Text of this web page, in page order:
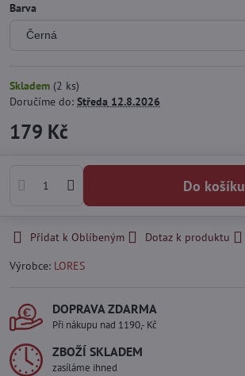
Barva
Skladem (2 ks)
Doručíme do: Středa 12.8.2026
179 Kč
Do košíku
Přidat k Oblíbeným Dotaz k produktu
Výrobce: LORES
DOPRAVA ZDARMA
Při nákupu nad 1190,- Kč
ZBOŽÍ SKLADEM
zasíláme ihned